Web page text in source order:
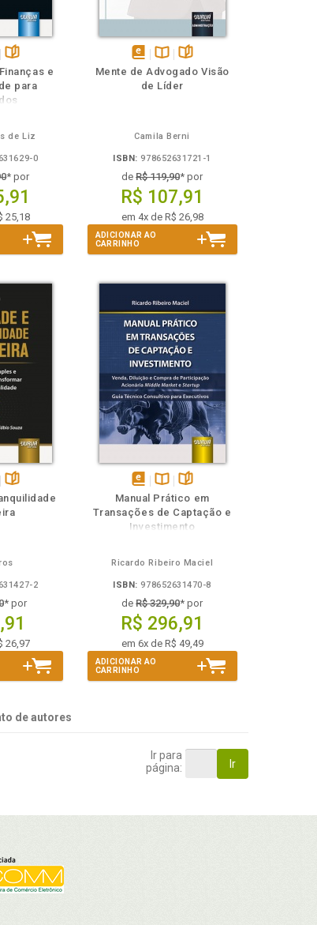
páginas e
para
de Liz
0
* por
25,18
disponível
em
Disponível
na
páginas
Mente de Advogado Visão
de Líder
Camila Berni
ISBN: 978652631721-1
deR$ 119,90* por
R$ 107,91
em 4x de R$ 26,98
ADICIONAR AO
CARRINHO
páginas
2
* por
26,97
disponível
em
eBook
Disponível
na
B.V.
páginas
Manual Prático em
Transações de Captação e
Investimento
Ricardo Ribeiro Maciel
ISBN: 978652631470-8
deR$ 329,90* por
R$ 296,91
em 6x de R$ 49,49
ADICIONAR AO
CARRINHO
de autores
Ir para
página:
Ir